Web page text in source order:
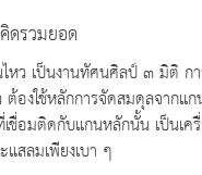
ดรวมยอด
ไหว เป็นงานทัศนศิลป์ ๓ มิติ ก
ต้องใช้หลักการจัดสมดุลจาก
ชื่อมติดกับแกนหลักนั้น เป็นเค
แสลมเพียงเบา ๆ